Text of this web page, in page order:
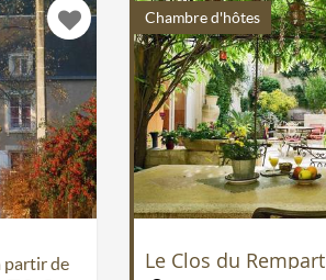
partir de
Chambre d'hôtes
Le Clos du Rempart